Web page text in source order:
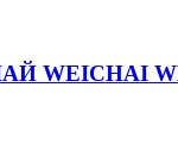
WEICHAI